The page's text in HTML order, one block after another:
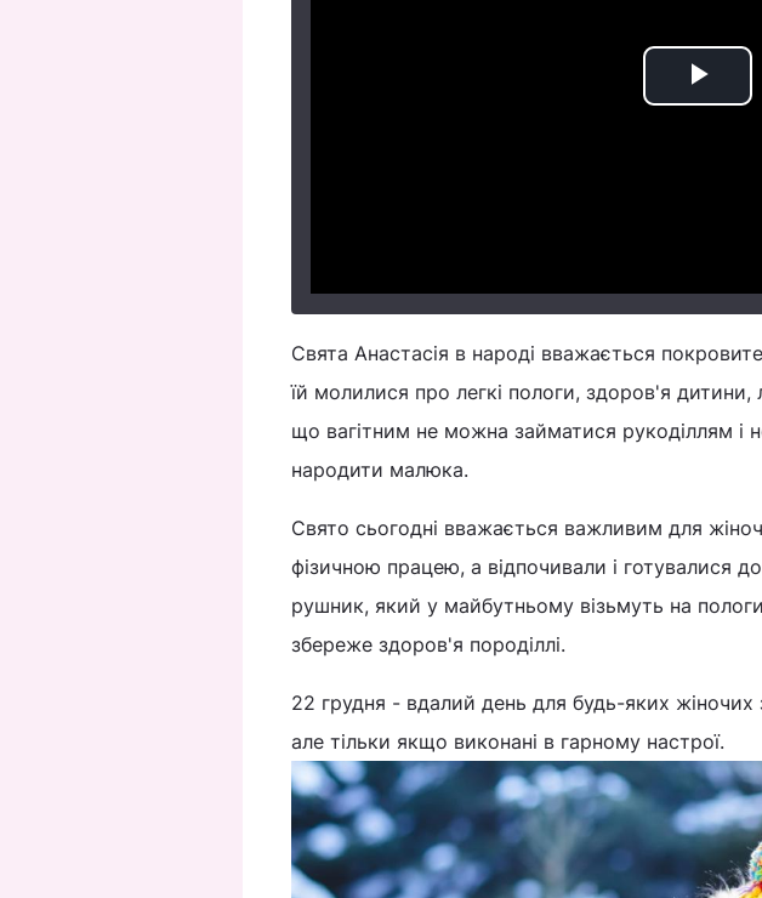
Play
Свята Анастасія в народі вважається
їй молилися про легкі пологи, здоров'я
що вагітним не можна займатися рукоділлям і
народити малюка.
Свято сьогодні вважається важливим для
фізичною працею, а відпочивали і готувалися
рушник, який у майбутньому візьмуть на
збереже здоров'я породіллі.
22 грудня - вдалий день для будь-яких жіночих
але тільки якщо виконані в гарному настрої.